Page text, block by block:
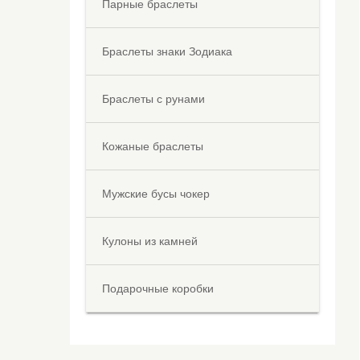
Парные браслеты
Браслеты знаки Зодиака
Браслеты с рунами
Кожаные браслеты
Мужские бусы чокер
Кулоны из камней
Подарочные коробки